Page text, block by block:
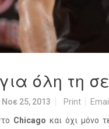
όλη τη
Νοε 25, 2013 Print Email
Chicago και όχι μόνο